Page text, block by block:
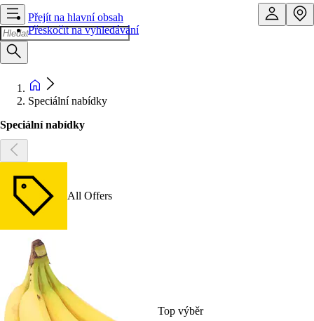
Přejít na hlavní obsah
Přeskočit na vyhledávání
Speciální nabídky
Speciální nabídky
All Offers
Top výběr